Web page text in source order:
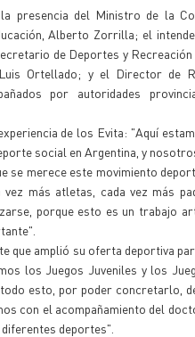
presencia del Ministro de la
Alberto Zorrilla; el
de Deportes y
Ortellado; y el Director de
por autoridades
de los Evita: "Aquí
social en Argentina, y
se merece este movimiento
más atletas, cada vez más
porque esto es un trabajo
que amplió su oferta deportiva
los Juegos Juveniles y los
esto, por poder concretarlo,
con el acompañamiento del
deportes".